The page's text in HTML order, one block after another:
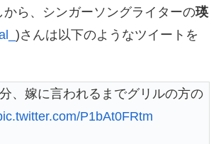
から、シンガーソングライターの瑛
)さんは以下のようなツイートを
、嫁に言われるまでグリルの方の
P1bAt0FRtm